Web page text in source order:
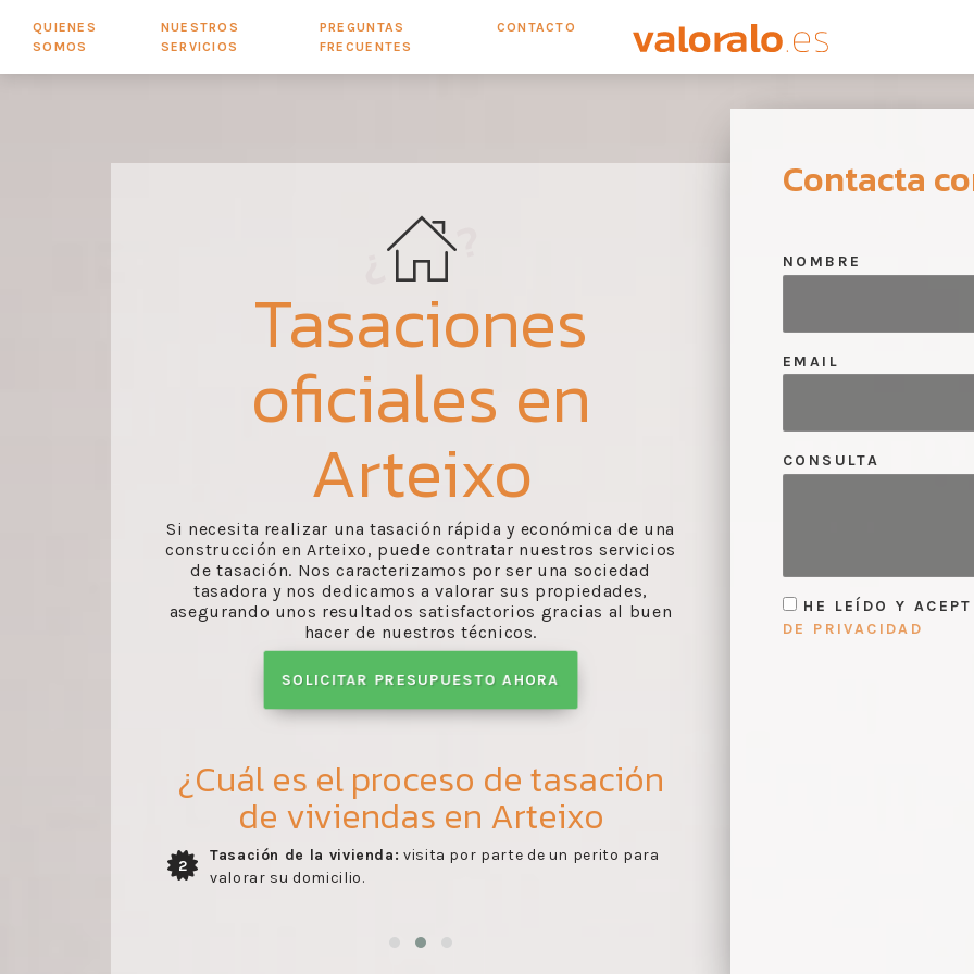
QUIENES
SOMOS
NUESTROS
SERVICIOS
PREGUNTAS
FRECUENTES
CONTACTO
Tasaciones
oficiales en
Arteixo
Si necesita realizar una tasación rápida y económica de una
construcción en Arteixo, puede contratar nuestros servicios
de tasación. Nos caracterizamos por ser una sociedad
tasadora y nos dedicamos a valorar sus propiedades,
asegurando unos resultados satisfactorios gracias al buen
hacer de nuestros técnicos.
SOLICITAR PRESUPUESTO AHORA
¿Cuál es el proceso de tasación
de viviendas en Arteixo
3
Envío del informe:recibo del informe de tasación elaborado
por nuestros trabajadores conforme a lo visto en la visita
Contacta
NOMBRE
EMAIL
CONSULTA
HE LEÍDO Y
DE PRIVACIDAD